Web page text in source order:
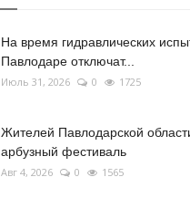
На время гидравлических
Павлодаре отключат...
Июль 31, 2026 0 1725
Жителей Павлодарской
арбузный фестиваль
Авг 4, 2026 0 1565